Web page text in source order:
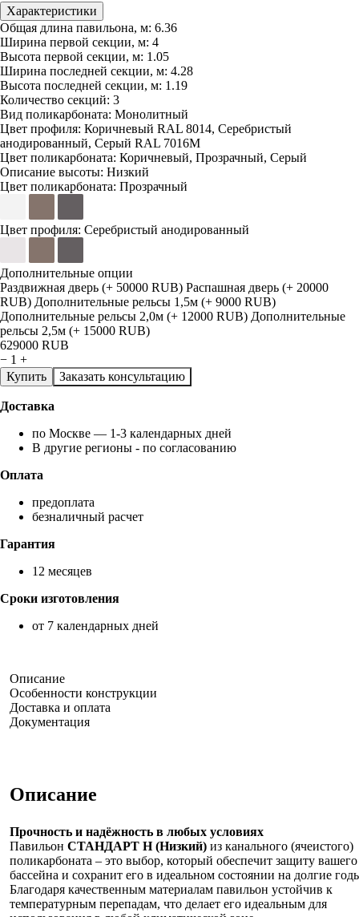
Характеристики
Общая длина павильона, м: 6.36
Ширина первой секции, м: 4
Высота первой секции, м: 1.05
Ширина последней секции, м: 4.28
Высота последней секции, м: 1.19
Количество секций: 3
Вид поликарбоната: Монолитный
Цвет профиля: Коричневый RAL 8014, Серебристый
анодированный, Серый RAL 7016M
Цвет поликарбоната: Коричневый, Прозрачный, Серый
Описание высоты: Низкий
Цвет поликарбоната: Прозрачный
Цвет профиля: Серебристый анодированный
Дополнительные опции
Раздвижная дверь (+ 50000 RUB) Распашная дверь (+ 20000
RUB) Дополнительные рельсы 1,5м (+ 9000 RUB)
Дополнительные рельсы 2,0м (+ 12000 RUB) Дополнительные
рельсы 2,5м (+ 15000 RUB)
629000 RUB
− 1 +
Купить
Заказать консультацию
Доставка
по Москве — 1-3 календарных дней
В другие регионы - по согласованию
Оплата
предоплата
безналичный расчет
Гарантия
12 месяцев
Сроки изготовления
от 7 календарных дней
Описание
Особенности конструкции
Доставка и оплата
Документация
Описание
Прочность и надёжность в любых условиях
Павильон СТАНДАРТ Н (Низкий) из канального (ячеистого)
поликарбоната – это выбор, который обеспечит защиту вашего
бассейна и сохранит его в идеальном состоянии на долгие
Благодаря качественным материалам павильон устойчив к
температурным перепадам, что делает его идеальным для